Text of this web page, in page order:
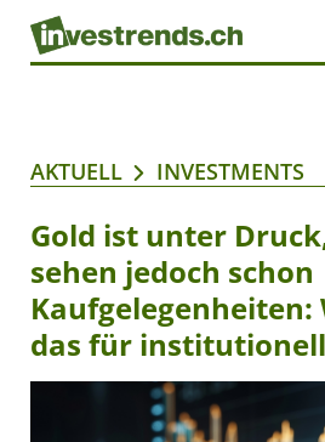
AKTUELL INVESTMENTS
Gold ist unter
sehen jedoch schon
Kaufgelegenheiten:
das für